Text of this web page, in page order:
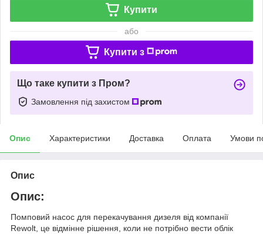
Купити
або
Купити з
Що таке купити з Пром?
Замовлення під захистом
Опис Характеристики Доставка Оплата Умови
Опис
Опис:
Помповий насос для перекачування дизеля від компанії
Rewolt, це відмінне рішення, коли не потрібно вести облік